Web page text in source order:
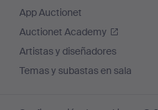
App Auctionet
Auctionet Academy
Artistas y diseñadores
Temas y subastas en sala